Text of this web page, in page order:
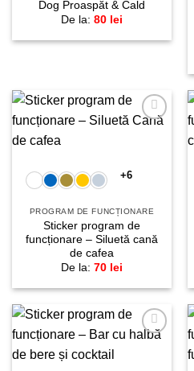
Dog Proaspăt & Cald
De la: 80 lei
+6
PROGRAM DE FUNCȚIONARE
Sticker program de
funcționare – Siluetă cană
de cafea
De la: 70 lei